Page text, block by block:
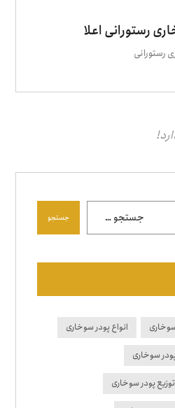
رستورانی اعلا
رستورانی
جستجو
سوخاری انواع پودر سوخاری
پودر سوخاری
توزیع پودر سوخاری